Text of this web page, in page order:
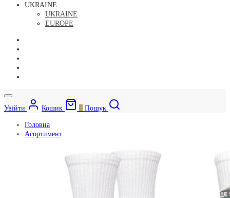
UKRAINE
UKRAINE
EUROPE
Увійти Кошик Пошук
Головна
Асортимент